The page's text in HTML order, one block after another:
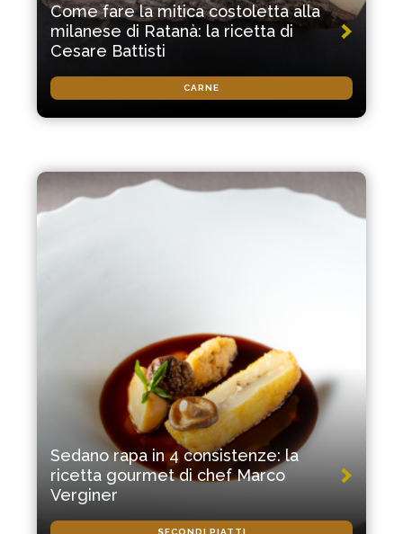
Come fare la mitica costoletta alla
milanese di Ratanà: la ricetta di
Cesare Battisti
CARNE
Sedano rapa in 4 consistenze: la
ricetta gourmet di chef Marco
Verginer
SECONDI PIATTI